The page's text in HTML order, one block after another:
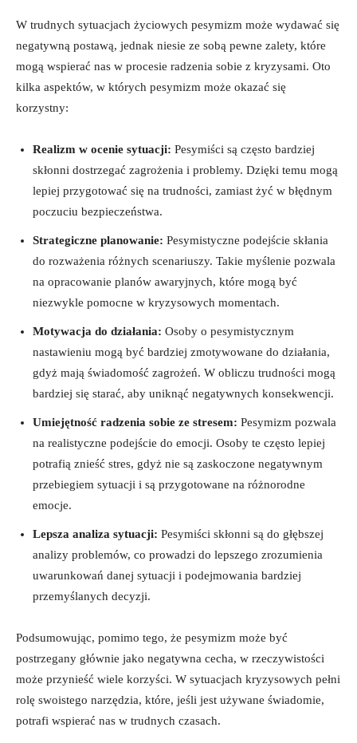
W trudnych sytuacjach życiowych pesymizm może wydawać się
negatywną postawą, jednak niesie ze sobą pewne zalety, które
mogą wspierać nas w procesie radzenia sobie z kryzysami. Oto
kilka aspektów, w których pesymizm może okazać się
korzystny:
Realizm w ocenie sytuacji: Pesymiści są często bardziej
skłonni dostrzegać zagrożenia i problemy. Dzięki temu mogą
lepiej przygotować się na trudności, zamiast żyć w błędnym
poczuciu bezpieczeństwa.
Strategiczne planowanie: Pesymistyczne podejście skłania
do rozważenia różnych scenariuszy. Takie myślenie pozwala
na opracowanie planów awaryjnych, które mogą być
niezwykle pomocne w kryzysowych momentach.
Motywacja do działania: Osoby o pesymistycznym
nastawieniu mogą być bardziej zmotywowane do działania,
gdyż mają świadomość zagrożeń. W obliczu trudności mogą
bardziej się starać, aby uniknąć negatywnych konsekwencji.
Umiejętność radzenia sobie ze stresem: Pesymizm pozwala
na realistyczne podejście do emocji. Osoby te często lepiej
potrafią znieść stres, gdyż nie są zaskoczone negatywnym
przebiegiem sytuacji i są przygotowane na różnorodne
emocje.
Lepsza analiza sytuacji: Pesymiści skłonni są do głębszej
analizy problemów, co prowadzi do lepszego zrozumienia
uwarunkowań danej sytuacji i podejmowania bardziej
przemyślanych decyzji.
Podsumowując, pomimo tego, że pesymizm może być
postrzegany głównie jako negatywna cecha, w rzeczywistości
może przynieść wiele korzyści. W sytuacjach kryzysowych pełni
rolę swoistego narzędzia, które, jeśli jest używane świadomie,
potrafi wspierać nas w trudnych czasach.